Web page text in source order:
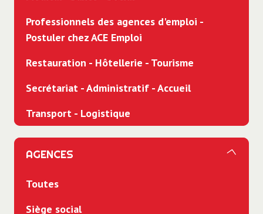
Professionnels des agences d'emploi -
Postuler chez ACE Emploi
Restauration - Hôtellerie - Tourisme
Secrétariat - Administratif - Accueil
Transport - Logistique
AGENCES
Toutes
Siège social